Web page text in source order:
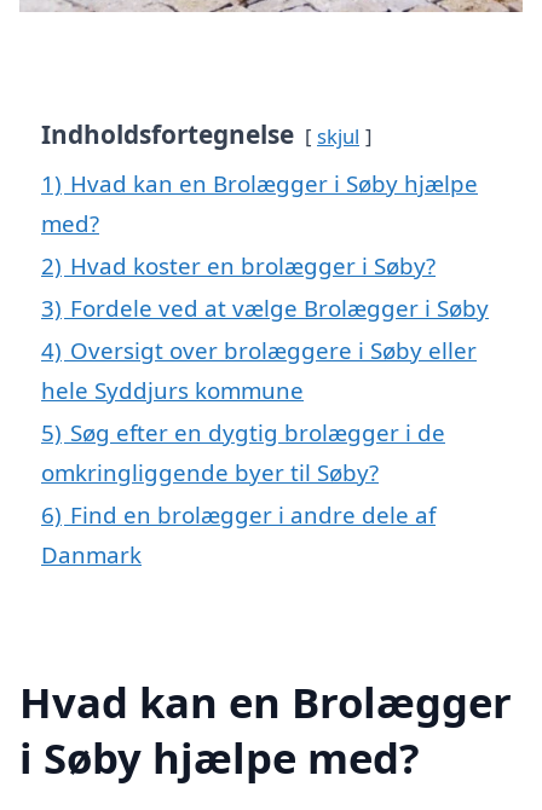
Indholdsfortegnelse skjul
1) Hvad kan en Brolægger i Søby hjælpe
med?
2) Hvad koster en brolægger i Søby?
3) Fordele ved at vælge Brolægger i Søby
4) Oversigt over brolæggere i Søby eller
hele Syddjurs kommune
5) Søg efter en dygtig brolægger i de
omkringliggende byer til Søby?
6) Find en brolægger i andre dele af
Danmark
Hvad kan en Brolægger
i Søby hjælpe med?